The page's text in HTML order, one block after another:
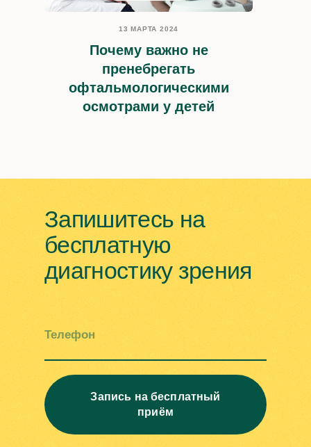
13 МАРТА 2024
Почему важно не
пренебрегать
офтальмологическими
осмотрами у детей
Запишитесь на
бесплатную
диагностику зрения
Телефон
Запись на бесплатный
приём